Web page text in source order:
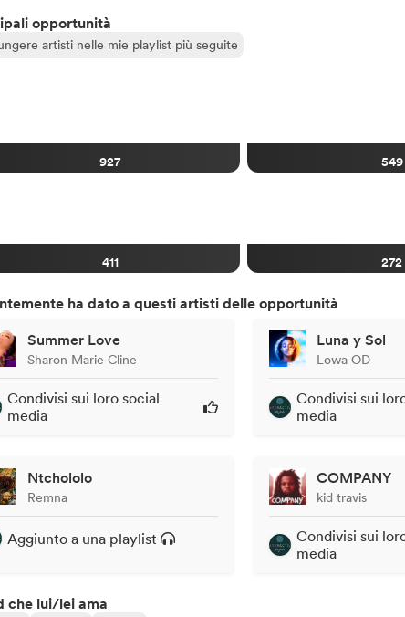
opportunità
artisti nelle mie playlist più seguite
927 549
411 272
ha dato a questi artisti delle opportunità
Summer Love
Sharon Marie Cline
Condivisi sui loro social
media
Luna y Sol
Lowa OD
Condivisi sui
media
Ntchololo
Remna
Aggiunto a una playlist
COMPANY
kid travis
Condivisi sui
media
che lui/lei ama